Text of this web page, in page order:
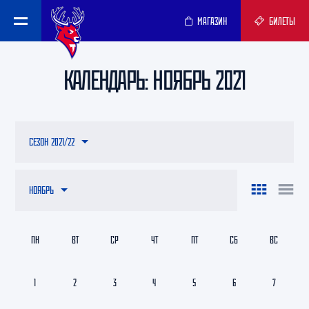
МАГАЗИН БИЛЕТЫ
КАЛЕНДАРЬ: НОЯБРЬ 2021
НОЯБРЬ
СЕЗОН 2021/22
1 2 3 4 5 6 7
ПН ВТ СР ЧТ ПТ СБ ВС